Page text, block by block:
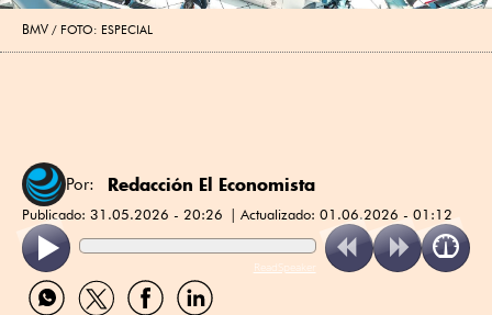
BMV FOTO: ESPECIAL
Por: Redacción El Economista
Publicado: 31.05.2026 - 20:26 Actualizado: 01.06.2026 - 01:12
ReadSpeaker
Compartir
por
Compartir
por
Compartir
por
Compartir
por